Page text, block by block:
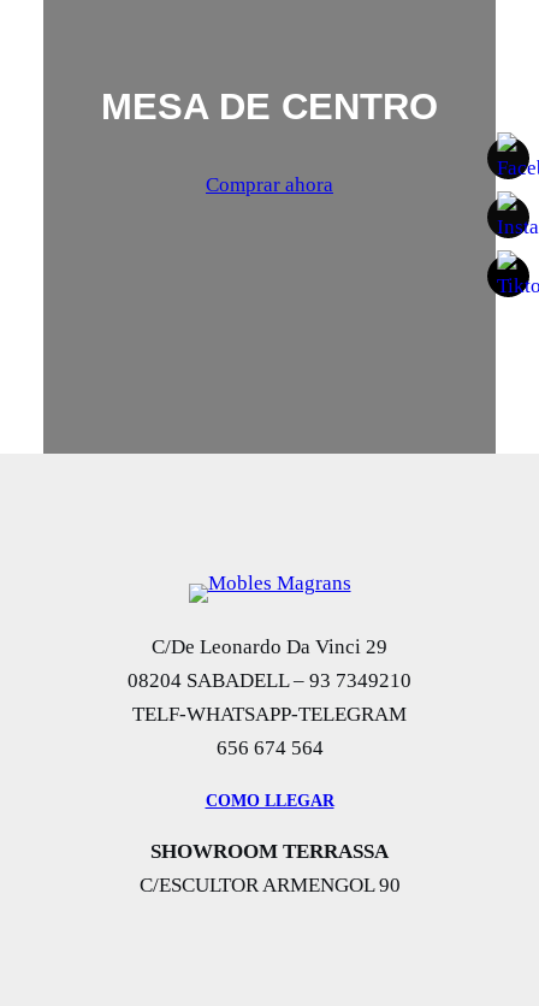
MESA DE CENTRO
Comprar ahora
C/De Leonardo Da Vinci 29
08204 SABADELL – 93 7349210
TELF-WHATSAPP-TELEGRAM
656 674 564
COMO LLEGAR
SHOWROOM TERRASSA
C/ESCULTOR ARMENGOL 90